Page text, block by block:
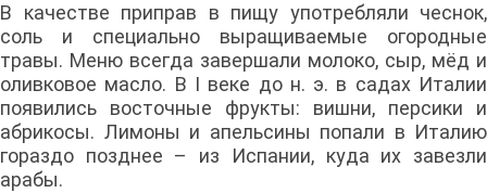
В качестве приправ в пищу употребляли чеснок,
соль и специально выращиваемые огородные
травы. Меню всегда завершали молоко, сыр, мёд и
оливковое масло. В I веке до н. э. в садах Италии
появились восточные фрукты: вишни, персики и
абрикосы. Лимоны и апельсины попали в Италию
гораздо позднее – из Испании, куда их завезли
арабы.